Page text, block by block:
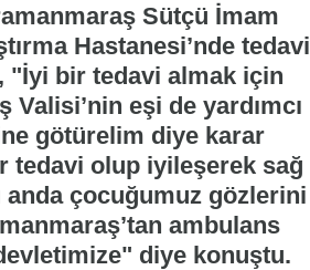
Sütçü İmam
Hastanesi’nde tedavi
"İyi bir tedavi almak için
eşi de yardımcı
götürelim diye karar
tedavi olup iyileşerek sağ
anda çocuğumuz gözlerini
ambulans
diye konuştu.